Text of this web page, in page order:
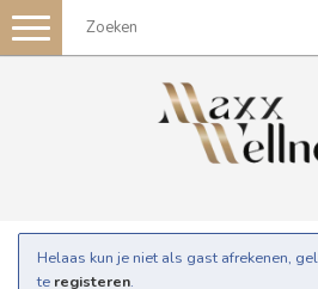
Toggle
navigation
Helaas kun je niet als gast afrekenen,
te registeren.